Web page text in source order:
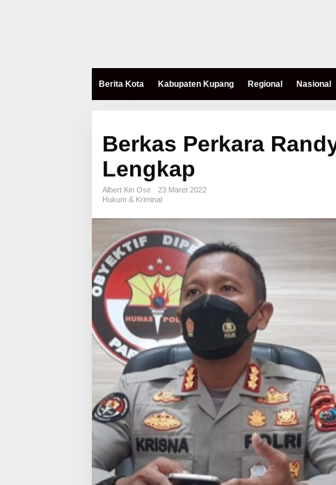
Berita Kota Kabupaten Kupang Regional Nasional
Berkas Perkara
Lengkap
Albert Kin Ose
23 Maret 2022
Hukum & Kriminal